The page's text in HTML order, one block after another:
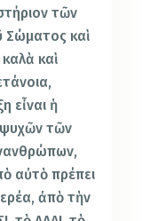
τῶν
Σώματος καὶ
καὶ
εἶναι ἡ
τῶν
αὐτὸ πρέπει
ἀπὸ τὴν